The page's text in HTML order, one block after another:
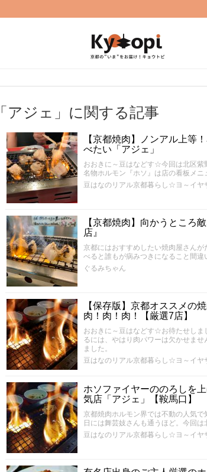
「アジェ」に関する記事
【京都焼肉】ノンアル上等
べたい「アジェ」
おおきに～豆はなどす☆今回は北区紫
名物ホルモン『ホソ』は店の看板メニ
豆はなのリアル京都暮らし☆ヨ～イヤ
【京都焼肉】向かうところ
店』
京都にはおすすめしたい焼肉屋さん
べると誰もが病みつきになること間
ぐるみちゃん
【保存版】京都オススメの
肉！肉！肉！【厳選7店】
おおきに～豆はなどす☆お待たせしま
るには、やはり肉パワーは欠かせま
ました。
豆はなのリアル京都暮らし☆ヨ～イヤ
ホソファイヤーののろしを
気店「アジェ」【鞍馬口】
京都焼肉ホルモン界では不動の人気
日には舞芸妓さんも通うほど。今回は
豆はなのリアル京都暮らし☆ヨ～イヤ